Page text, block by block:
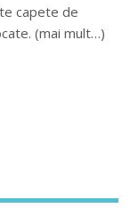
capete de
(mai mult…)